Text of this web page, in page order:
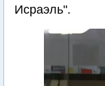
Исраэль".